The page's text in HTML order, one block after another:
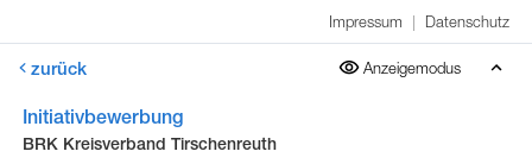
Impressum | Datenschutz
zurück Anzeigemodus
Initiativbewerbung
BRK Kreisverband Tirschenreuth